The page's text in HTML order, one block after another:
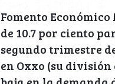
Fomento
de 10.7 por ciento
segundo trimestre
en Oxxo (su